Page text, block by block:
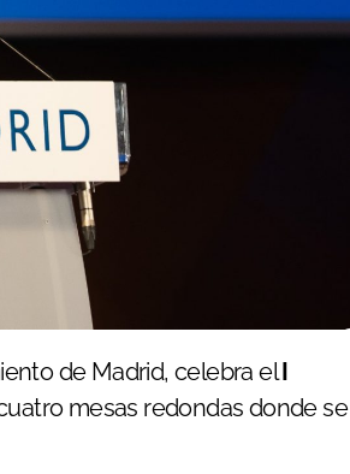
de Madrid, celebra elI
mesas redondas donde se